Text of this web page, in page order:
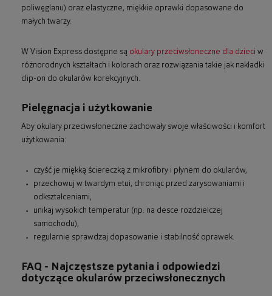
poliwęglanu) oraz elastyczne, miękkie oprawki dopasowane do
małych twarzy.
W Vision Express dostępne są okulary przeciwsłoneczne dla dzieci w
różnorodnych kształtach i kolorach oraz rozwiązania takie jak nakładki
clip-on do okularów korekcyjnych.
Pielęgnacja i użytkowanie
Aby okulary przeciwsłoneczne zachowały swoje właściwości i komfort
użytkowania:
czyść je miękką ściereczką z mikrofibry i płynem do okularów,
przechowuj w twardym etui, chroniąc przed zarysowaniami i
odkształceniami,
unikaj wysokich temperatur (np. na desce rozdzielczej
samochodu),
regularnie sprawdzaj dopasowanie i stabilność oprawek.
FAQ - Najczęstsze pytania i odpowiedzi
dotyczące okularów przeciwsłonecznych